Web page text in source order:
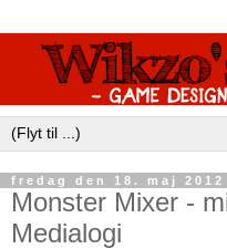
fredag den 18. maj 2012
Monster Mixer -
Medialogi